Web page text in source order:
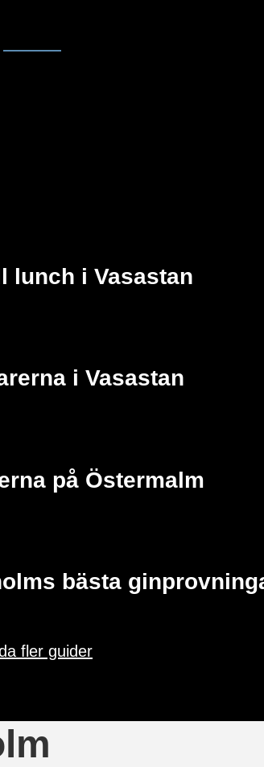
lunch i Vasastan
i Vasastan
på Östermalm
bästa
fler guider